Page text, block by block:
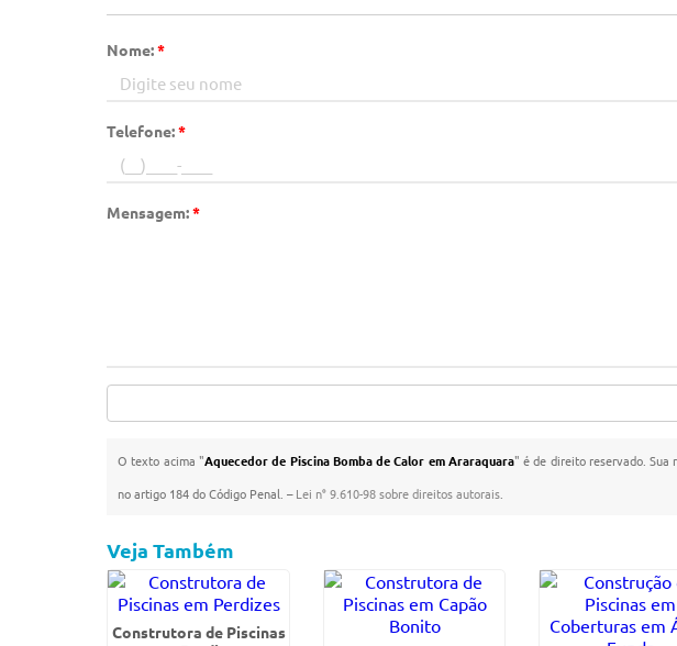
Nome:*
Telefone:*
Mensagem:*
O texto acima "Aquecedor de Piscina Bomba de Calor em Araraquara" é de direito reservado. Sua
no artigo 184 do Código Penal. –Lei n° 9.610-98 sobre direitos autorais
Veja Também
Construtora de Piscinas